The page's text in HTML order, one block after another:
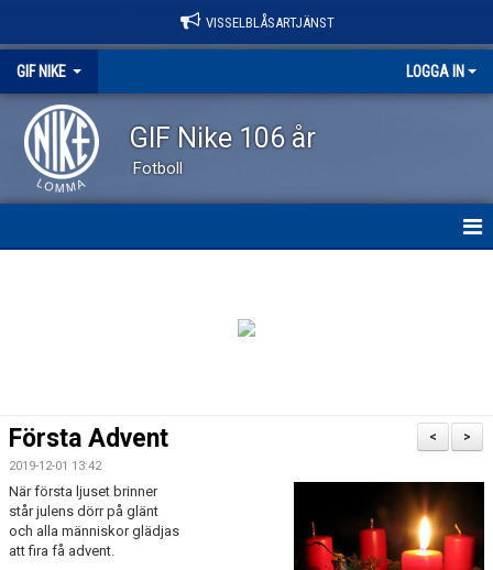
VISSELBLÅSARTJÄNST
GIF NIKE LOGGA IN
GIF Nike 106 år
Fotboll
EVENEMANG
FÖRENINGSKALENDER
KIOSK OCH BOLLSERVICE
>
<
Första Advent
2019-12-01 13:42
När första ljuset brinner
står julens dörr på glänt
och alla människor glädjas
att fira få advent.